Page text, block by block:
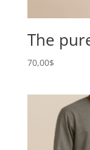
The
70,00$